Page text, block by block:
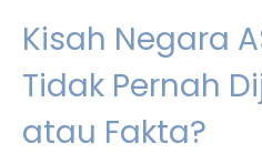
Kisah Negara
Tidak Pernah
atau Fakta?